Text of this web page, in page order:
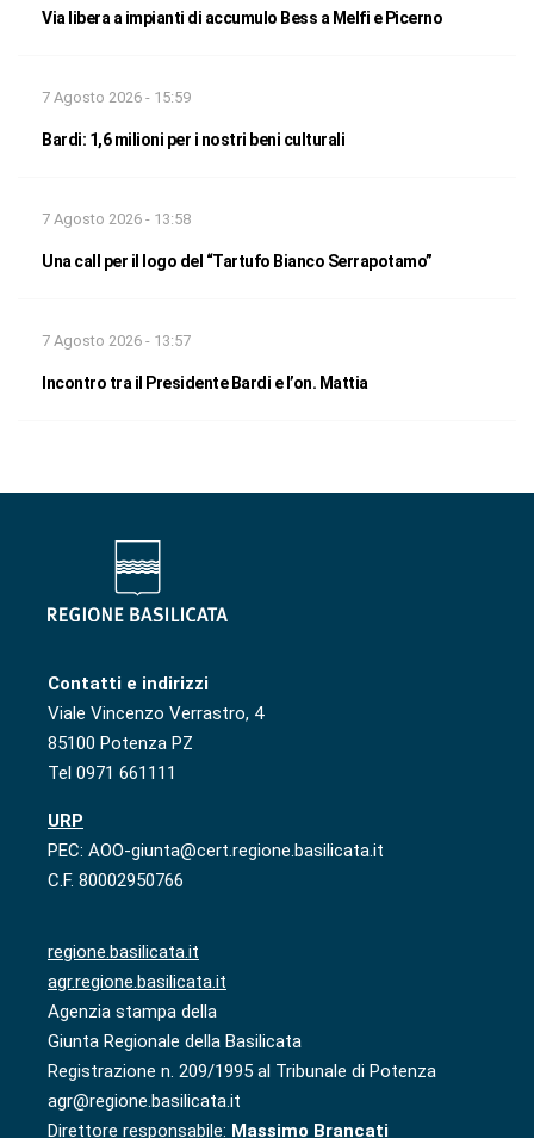
Via libera a impianti di accumulo Bess a Melfi e Picerno
7 Agosto 2026 - 15:59
Bardi: 1,6 milioni per i nostri beni culturali
7 Agosto 2026 - 13:58
Una call per il logo del “Tartufo Bianco Serrapotamo”
7 Agosto 2026 - 13:57
Incontro tra il Presidente Bardi e l’on. Mattia
Contatti e indirizzi
Viale Vincenzo Verrastro, 4
85100 Potenza PZ
Tel 0971 661111
URP
PEC: AOO-giunta@cert.regione.basilicata.it
C.F. 80002950766
regione.basilicata.it
agr.regione.basilicata.it
Agenzia stampa della
Giunta Regionale della Basilicata
Registrazione n. 209/1995 al Tribunale di Potenza
agr@regione.basilicata.it
Direttore responsabile: Massimo Brancati